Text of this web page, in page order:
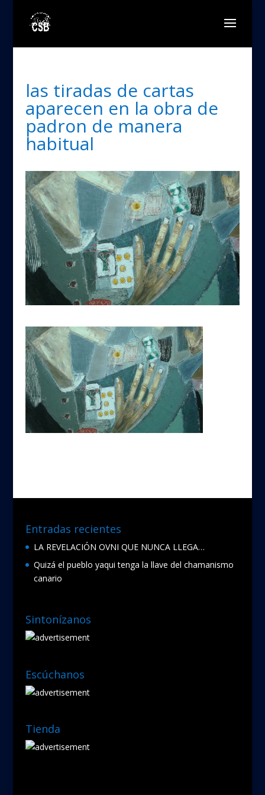
las tiradas de cartas
aparecen en la obra de
padron de manera
habitual
Entradas recientes
LA REVELACIÓN OVNI QUE NUNCA LLEGA…
Quizá el pueblo yaqui tenga la llave del chamanismo
canario
Sintonízanos
Escúchanos
Tienda